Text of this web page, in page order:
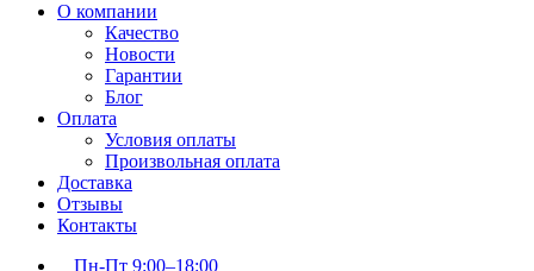
О компании
Качество
Новости
Гарантии
Блог
Оплата
Условия оплаты
Произвольная оплата
Доставка
Отзывы
Контакты
Пн-Пт 9:00–18:00